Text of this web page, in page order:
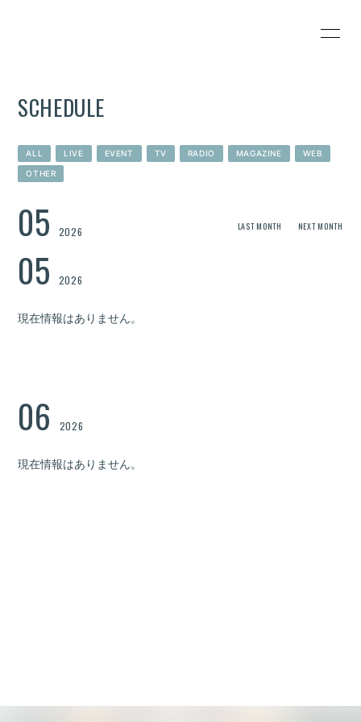
SCHEDULE
VIDEO
DISCOGRAPHY
BLOG
SCHEDULE
ALL LIVE EVENT TV RADIO MAGAZINE WEB
OTHER
05 2026 LAST MONTH NEXT MONTH
05 2026
現在情報はありません。
06 2026
現在情報はありません。